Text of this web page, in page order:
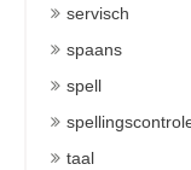
servisch
spaans
spell
taal